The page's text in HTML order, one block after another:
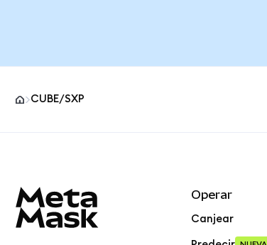
CUBE/SXP
Operar
Canjear